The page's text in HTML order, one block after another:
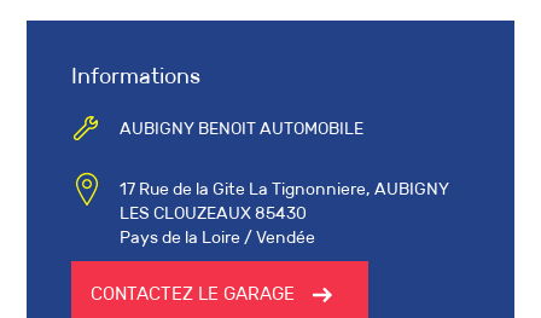
Informations
AUBIGNY BENOIT AUTOMOBILE
17 Rue de la Gite La Tignonniere, AUBIGNY
LES CLOUZEAUX 85430
Pays de la Loire / Vendée
CONTACTEZ LE GARAGE